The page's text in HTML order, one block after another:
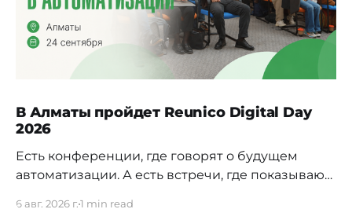
В Алматы пройдет Reunico Digital Day
2026
Есть конференции, где говорят о будущем
автоматизации. А есть встречи, где показывают,
6 авг. 2026 г.1 min read